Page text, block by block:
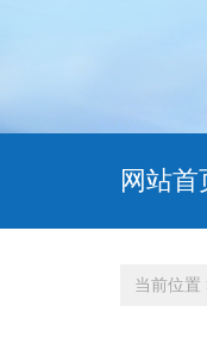
网站首
当前位置